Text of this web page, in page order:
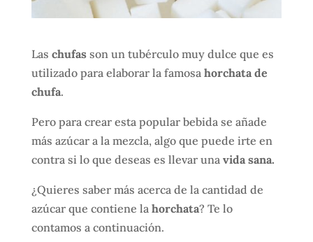
Las chufas son un tubérculo muy dulce que es
utilizado para elaborar la famosa horchata de
chufa.
Pero para crear esta popular bebida se añade
más azúcar a la mezcla, algo que puede irte en
contra si lo que deseas es llevar una vida sana.
¿Quieres saber más acerca de la cantidad de
azúcar que contiene la horchata? Te lo
contamos a continuación.